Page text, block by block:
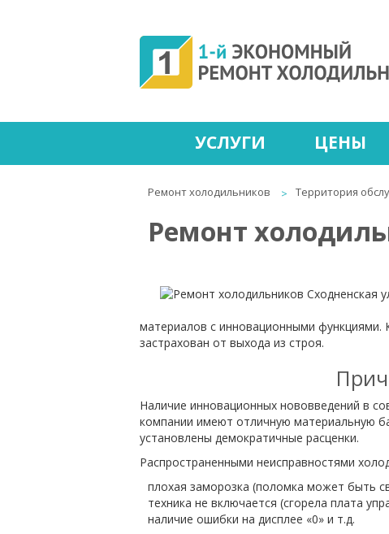
УСЛУГИ ЦЕНЫ
Ремонт холодильников Территория
Ремонт
материалов с инновационными функциями.
застрахован от выхода из строя.
Наличие инновационных нововведений в
компании имеют отличную материальную
установлены демократичные расценки.
Распространенными неисправностями
плохая заморозка (поломка может быть
техника не включается (сгорела плата
наличие ошибки на дисплее «0» и т.д.